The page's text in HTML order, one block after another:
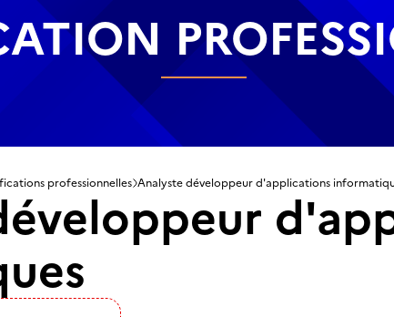
professionnelles Analyste développeur d'applications